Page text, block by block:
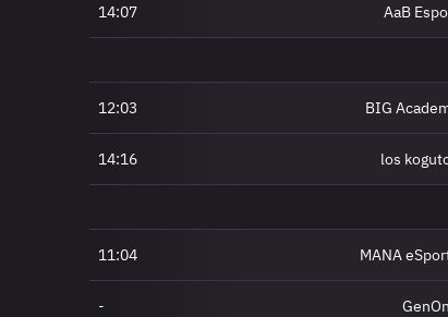
14:07 AaB
12:03 BIG
14:16 los
11:04 MANA
-